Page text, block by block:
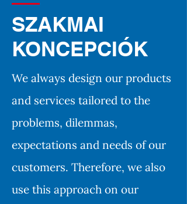
SZAKMAI
KONCEPCIÓK
We always design our products
and services tailored to the
problems, dilemmas,
expectations and needs of our
customers. Therefore, we also
use this approach on our